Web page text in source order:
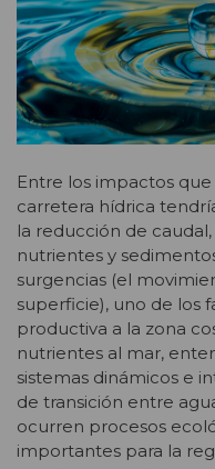
Entre los impactos
carretera hídrica
la reducción de
nutrientes y
surgencias (el
superficie), uno de los
productiva a la zona
nutrientes al mar,
sistemas dinámicos e
de transición entre
ocurren procesos
importantes para la